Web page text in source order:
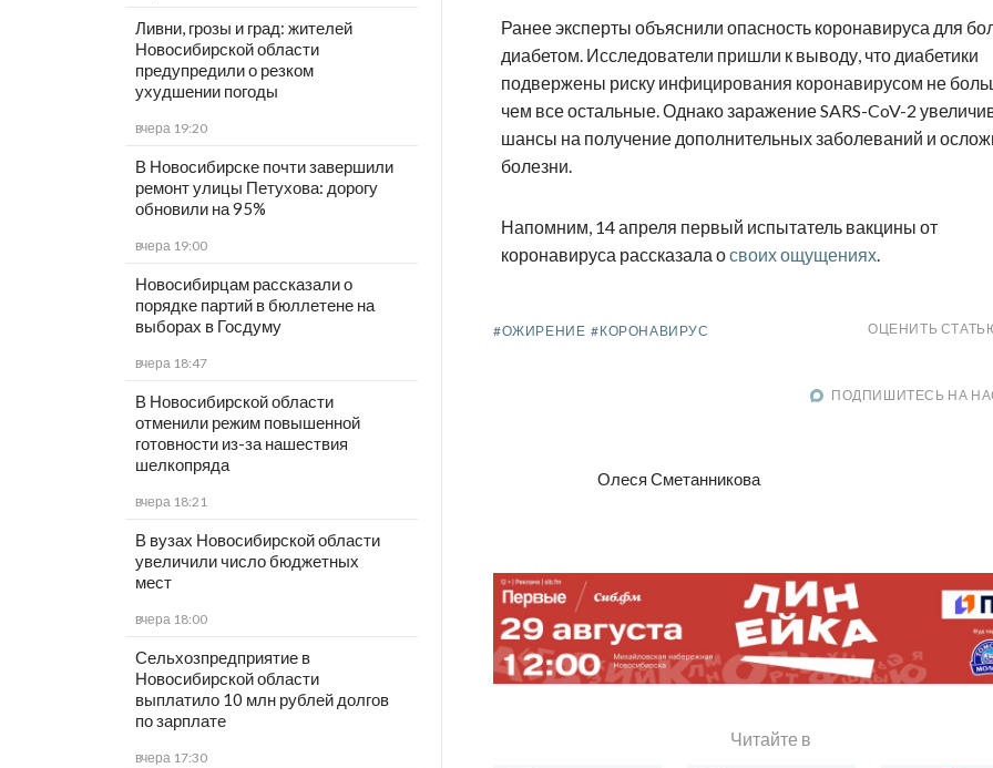
Ливни, грозы и град: жителей
Новосибирской области
предупредили о резком
ухудшении погоды
вчера 19:20
В Новосибирске почти завершили
ремонт улицы Петухова: дорогу
обновили на 95%
вчера 19:00
Новосибирцам рассказали о
порядке партий в бюллетене на
выборах в Госдуму
вчера 18:47
В Новосибирской области
отменили режим повышенной
готовности из-за нашествия
шелкопряда
вчера 18:21
В вузах Новосибирской области
увеличили число бюджетных
мест
вчера 18:00
Сельхозпредприятие в
Новосибирской области
выплатило 10 млн рублей долгов
по зарплате
вчера 17:30
Ранее эксперты объяснили опасность коронавируса для
диабетом. Исследователи пришли к выводу, что диабетики
подвержены риску инфицирования коронавирусом не
чем все остальные. Однако заражение SARS-CoV-2
шансы на получение дополнительных заболеваний и
болезни.
Напомним, 14 апреля первый испытатель вакцины от
коронавируса рассказала освоих ощущениях.
#ОЖИРЕНИЕ #КОРОНАВИРУС ОЦЕНИТЬ
ПОДПИШИТЕСЬ НА
Олеся Сметанникова
Читайте в